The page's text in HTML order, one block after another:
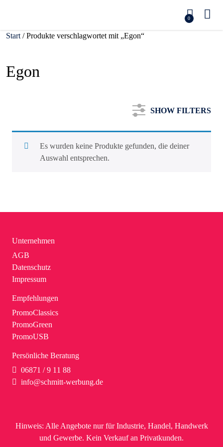
0
Start / Produkte verschlagwortet mit „Egon“
Egon
SHOW FILTERS
Es wurden keine Produkte gefunden, die deiner
Auswahl entsprechen.
Unternehmen
AGB
Datenschutz
Impressum
Empfehlungen
PromoClassics
PromoGreen
PromoUSB
Persönliche Beratung
06871 / 9 11 88
info@schmitt-werbung.de
Hinweis: Alle Angebote nur für Industrie, Handel, Handwerk
und Gewerbe. Kein Verkauf an Privatkunden.